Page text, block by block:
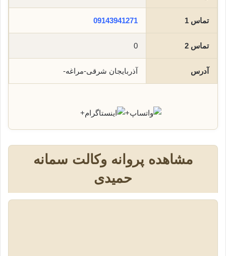
تماس 1 09143941271
تماس 2 0
آدرس آذربایجان شرقی-مراغه-
+
+
مشاهده پروانه وکالت سمانه
حمیدی